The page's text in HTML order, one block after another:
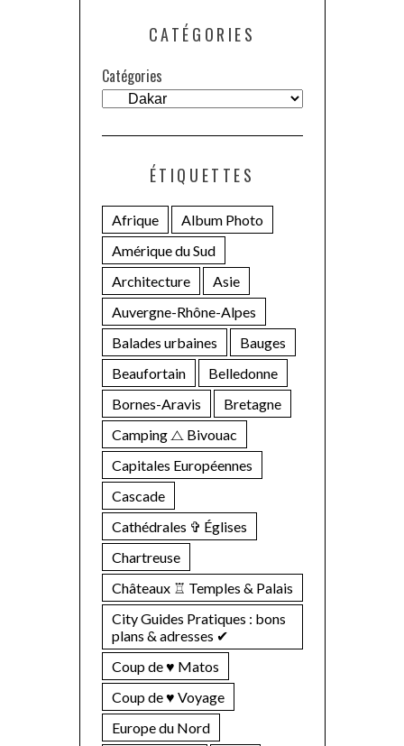
CATÉGORIES
Catégories
ÉTIQUETTES
Afrique
Album Photo
Amérique du Sud
Architecture
Asie
Auvergne-Rhône-Alpes
Balades urbaines
Bauges
Beaufortain
Belledonne
Bornes-Aravis
Bretagne
Camping ⧍ Bivouac
Capitales Européennes
Cascade
Cathédrales ✞ Églises
Chartreuse
Châteaux ♖ Temples & Palais
City Guides Pratiques : bons
plans & adresses ✔︎
Coup de ♥ Matos
Coup de ♥ Voyage
Europe du Nord